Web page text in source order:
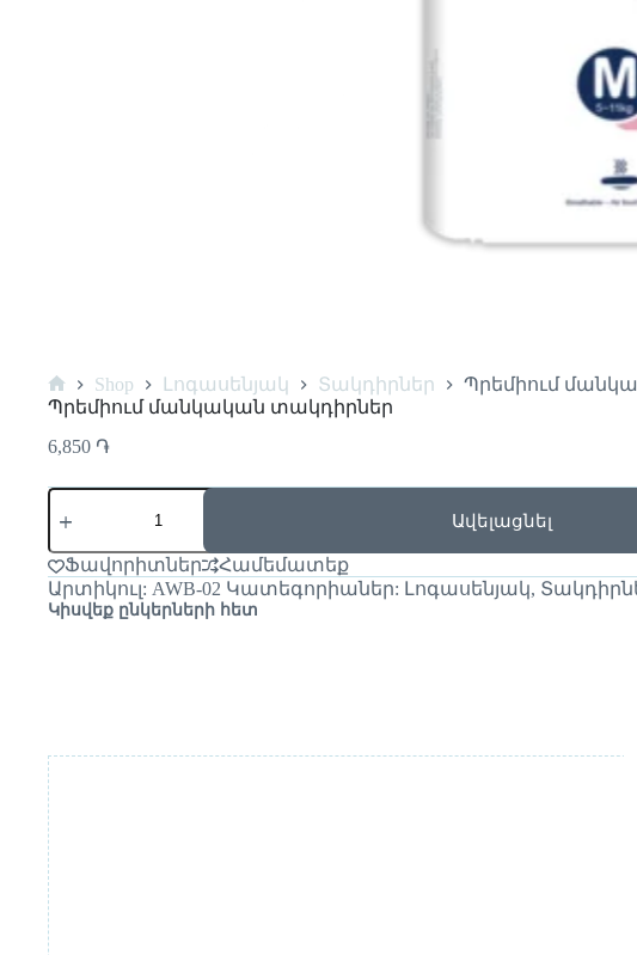
Shop Լոգասենյակ Տակդիրներ
Պրեմիում
Պրեմիում մանկական տակդիրներ
6,850 ֏
Ավելացնել
Ֆավորիտներ
Համեմատեք
Արտիկուլ: AWB-02 Կատեգորիաներ: Լոգասենյակ,
Կիսվեք ընկերների հետ